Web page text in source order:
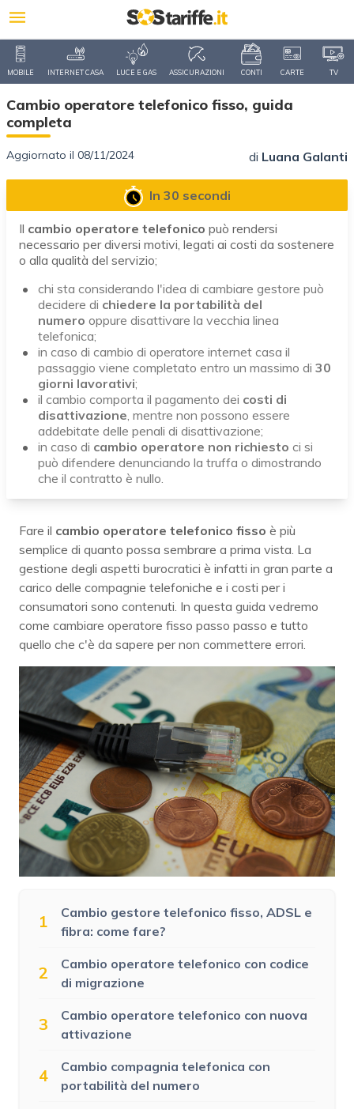
MOBILE INTERNET CASA LUCE E GAS ASSICURAZIONI CONTI CARTE TV
Cambio operatore telefonico fisso, guida
completa
Aggiornato il 08/11/2024 di Luana Galanti
In 30 secondi
Il cambio operatore telefonico può rendersi
necessario per diversi motivi, legati ai costi da sostenere
o alla qualità del servizio;
chi sta considerando l'idea di cambiare gestore può
decidere di chiedere la portabilità del
numero oppure disattivare la vecchia linea
telefonica;
in caso di cambio di operatore internet casa il
passaggio viene completato entro un massimo di 30
giorni lavorativi;
il cambio comporta il pagamento dei costi di
disattivazione, mentre non possono essere
addebitate delle penali di disattivazione;
in caso di cambio operatore non richiesto ci si
può difendere denunciando la truffa o dimostrando
che il contratto è nullo.
Fare il cambio operatore telefonico fisso è più
semplice di quanto possa sembrare a prima vista. La
gestione degli aspetti burocratici è infatti in gran parte a
carico delle compagnie telefoniche e i costi per i
consumatori sono contenuti. In questa guida vedremo
come cambiare operatore fisso passo passo e tutto
quello che c'è da sapere per non commettere errori.
1
Cambio gestore telefonico fisso, ADSL e
fibra: come fare?
2
Cambio operatore telefonico con codice
di migrazione
3
Cambio operatore telefonico con nuova
attivazione
4
Cambio compagnia telefonica con
portabilità del numero